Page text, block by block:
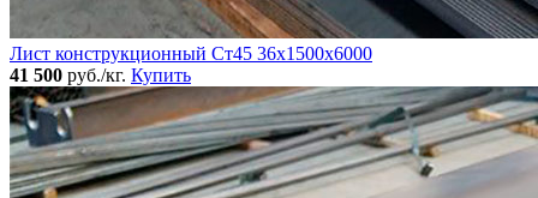
Лист конструкционный Ст45 36х1500х6000
41 500 руб./кг. Купить